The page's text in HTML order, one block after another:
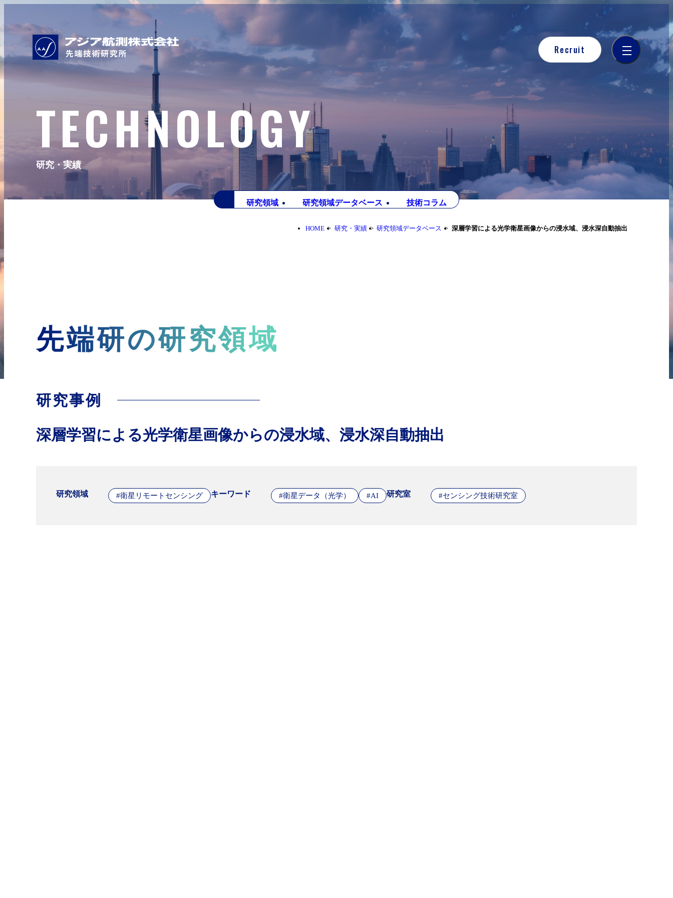
Recruit
TECHNOLOGY
研究・実績
研究領域 研究領域データベース 技術コラム
HOME 研究・実績 研究領域データベース 深層学習による光学衛星画像からの浸水域、浸水深自動抽出
先端研の研究領域
研究事例
深層学習による光学衛星画像からの浸水域、浸水深自動抽出
研究領域 #衛星リモートセンシング キーワード #衛星データ（光学） #AI 研究室 #センシング技術研究室